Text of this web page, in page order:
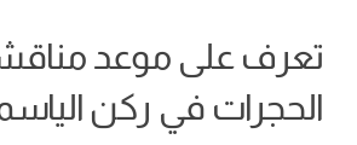
تعرف على موعد
الحجرات في ركن